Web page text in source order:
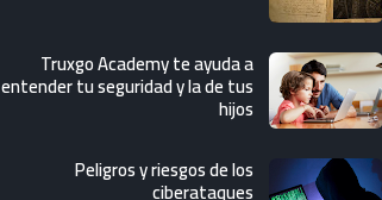
Truxgo Academy te ayuda a
entender tu seguridad y la de tus
hijos
Peligros y riesgos de los
ciberataques